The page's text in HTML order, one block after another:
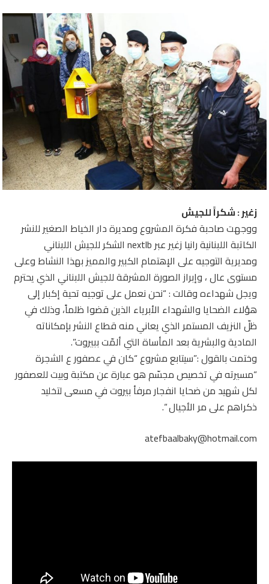
زغير : شكراً للجيش
ووجهت صاحبة فكرة المشروع ومديرة دار الخياط الصغير للنشر
الكاتبة اللبنانية رانيا زغير عبر nextlb الشكر للجيش اللبناني
ومديرية التوجيه على الإهتمام الكبير والمميز بهذا النشاط وعلى
مستوى عال ، وإبراز الصورة المشرقة للجيش اللبناني الذي يحترم
ويجل شهداءه وقالت : “نحن نعمل على توجيه تحية إكبار إلى
هؤلاء الضحايا والشهداء الأبرياء الذين قضوا ظلماً، وذلك في
ظلّ النزيف المستمر الذي يعاني منه قطاع النشر بإمكاناته
المادية والبشرية بعد المأساة التي ألمّت ببيروت”.
وختمت بالقول :”سيتابع مشروع “كان في عصفور ع الشجرة
“مسيرته في تخصيص مجسّم هو عبارة عن مكتبة وبيت للعصفور
لكل شهيد من ضحايا انفجار مرفأ بيروت في مسعى لتخليد
ذكراهم على مر الأجيال “.
atefbaalbaky@hotmail.com